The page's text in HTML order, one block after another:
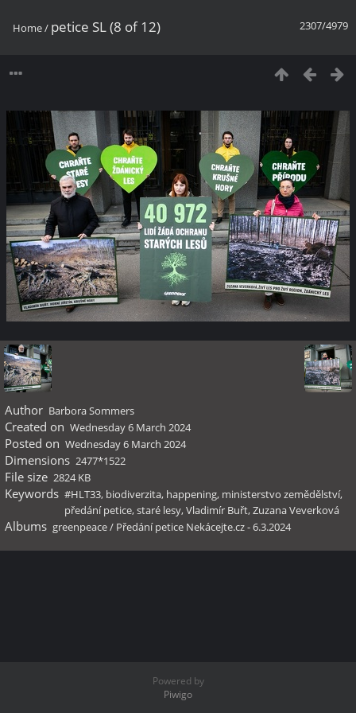
2307/4979
Home/ petice SL (8 of 12)
Author Barbora Sommers
Created on Wednesday 6 March 2024
Posted on Wednesday 6 March 2024
Dimensions 2477*1522
File size 2824 KB
Keywords #HLT33, biodiverzita, happening, ministerstvo zemědělství,
předání petice,staré lesy,Vladimír Buřt,Zuzana Veverková
Albums greenpeace/ Předání petice Nekácejte.cz - 6.3.2024
Powered by
Piwigo